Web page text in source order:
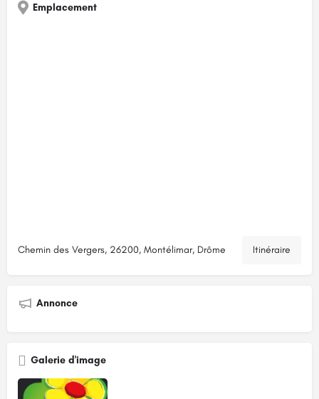
Emplacement
Chemin des Vergers, 26200, Montélimar, Drôme Itinéraire
Annonce
Galerie d'image